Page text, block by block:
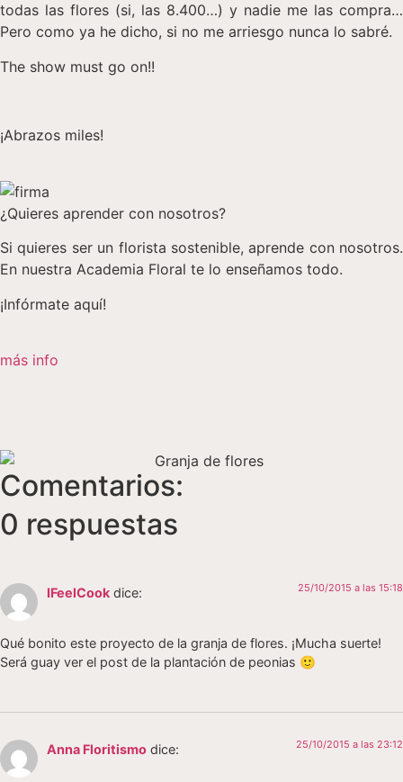
todas las flores (si, las 8.400…) y nadie me las compra…
Pero como ya he dicho, si no me arriesgo nunca lo sabré.
The show must go on!!
¡Abrazos miles!
¿Quieres aprender con nosotros?
Si quieres ser un florista sostenible, aprende con nosotros.
En nuestra Academia Floral te lo enseñamos todo.
¡Infórmate aquí!
más info
Comentarios:
0 respuestas
IFeelCook dice: 25/10/2015 a las 15:18
Qué bonito este proyecto de la granja de flores. ¡Mucha suerte!
Será guay ver el post de la plantación de peonias 🙂
Anna Floritismo dice: 25/10/2015 a las 23:12